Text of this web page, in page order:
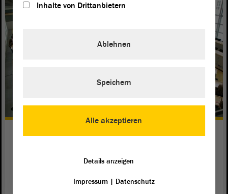
2015: Jubel in Staßfurt und
Josy Barteld aus Staßfurt und Katharina Schade aus
Naumburg haben den Landeswettbewerb 2015 gewonnen.
Inhalte von Drittanbietern
Alle akzeptieren
Ablehnen
Speichern
Details anzeigen
Impressum| Datenschutz